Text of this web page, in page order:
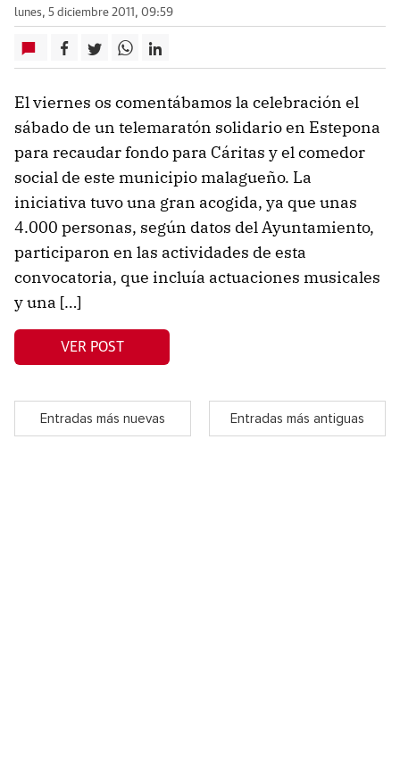
lunes, 5 diciembre 2011, 09:59
El viernes os comentábamos la celebración el
sábado de un telemaratón solidario en Estepona
para recaudar fondo para Cáritas y el comedor
social de este municipio malagueño. La
iniciativa tuvo una gran acogida, ya que unas
4.000 personas, según datos del Ayuntamiento,
participaron en las actividades de esta
convocatoria, que incluía actuaciones musicales
y una […]
VER POST
Entradas más nuevas Entradas más antiguas